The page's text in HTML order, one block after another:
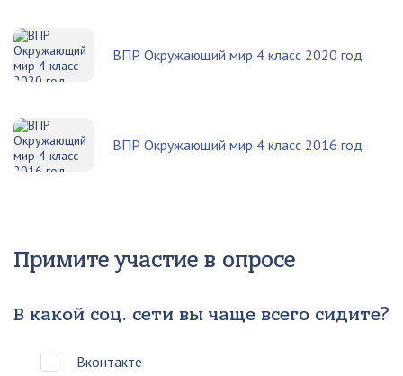
ВПР Окружающий мир 4 класс 2020 год
ВПР Окружающий мир 4 класс 2016 год
Примите участие в опросе
В какой соц. сети вы чаще всего сидите?
Вконтакте